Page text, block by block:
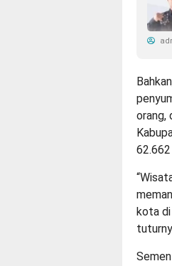
orang,
kota di